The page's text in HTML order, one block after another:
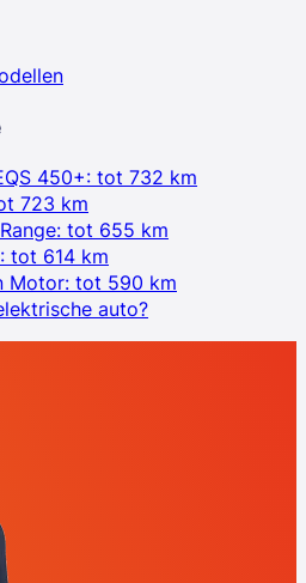
450+: tot 732 km
723 km
tot 655 km
tot 614 km
Motor: tot 590 km
auto?